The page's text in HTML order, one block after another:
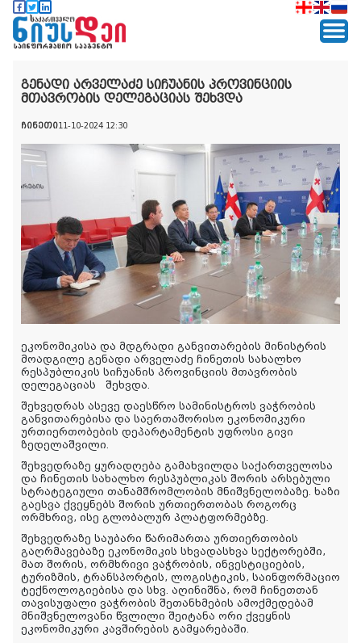
გენადი არველაძე სიჩუანის პროვინციის
მთავრობის დელეგაციას შეხვდა
ჩინეთი11-10-2024 12:30
ეკონომიკისა და მდგრადი განვითარების მინისტრის
მოადგილე გენადი არველაძე ჩინეთის სახალხო
რესპუბლიკის სიჩუანის პროვინციის მთავრობის
დელეგაციას შეხვდა.
შეხვედრას ასევე დაესწრო სამინისტროს ვაჭრობის
განვითარებისა და საერთაშორისო ეკონომიკური
ურთიერთობების დეპარტამენტის უფროსი გივი
ზედელაშვილი.
შეხვედრაზე ყურადღება გამახვილდა საქართველოსა
და ჩინეთის სახალხო რესპუბლიკას შორის არსებული
სტრატეგიული თანამშრომლობის მნიშვნელობაზე. ხაზი
გაესვა ქვეყნებს შორის ურთიერთობას როგორც
ორმხრივ, ისე გლობალურ პლატფორმებზე.
შეხვედრაზე საუბარი წარიმართა ურთიერთობის
გაღრმავებაზე ეკონომიკის სხვადასხვა სექტორებში,
მათ შორის, ორმხრივი ვაჭრობის, ინვესტიციების,
ტურიზმის, ტრანსპორტის, ლოგისტიკის, საინფორმაციო
ტექნოლოგიებისა და სხვ. აღინიშნა, რომ ჩინეთთან
თავისუფალი ვაჭრობის შეთანხმების ამოქმედებამ
მნიშვნელოვანი წვლილი შეიტანა ორი ქვეყნის
ეკონომიკური კავშირების გამყარებაში.